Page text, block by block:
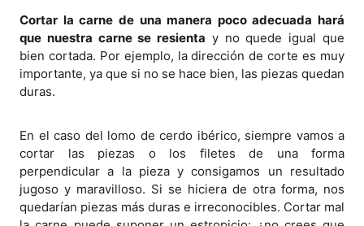
Cortar la carne de una manera poco adecuada hará
que nuestra carne se resienta y no quede igual que
bien cortada. Por ejemplo, la dirección de corte es muy
importante, ya que si no se hace bien, las piezas quedan
duras.
En el caso del lomo de cerdo ibérico, siempre vamos a
cortar las piezas o los filetes de una forma
perpendicular a la pieza y consigamos un resultado
jugoso y maravilloso. Si se hiciera de otra forma, nos
quedarían piezas más duras e irreconocibles. Cortar mal